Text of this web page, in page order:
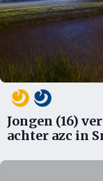
Jongen (16)
achter azc in